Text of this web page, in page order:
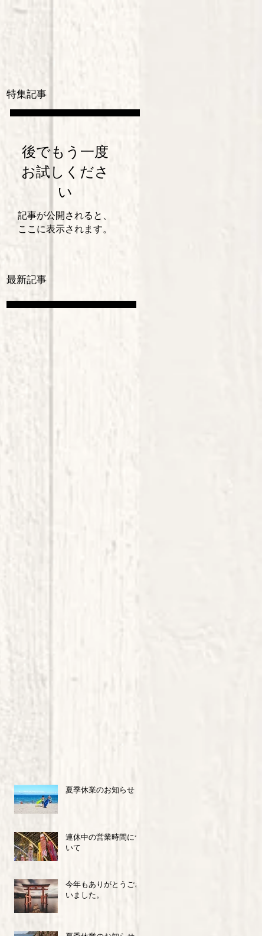
特集記事
後でもう一度
お試しくださ
い
記事が公開されると、
ここに表示されます。
最新記事
夏季休業のお知らせ
連休中の営業時間につ
いて
今年もありがとうござ
いました。